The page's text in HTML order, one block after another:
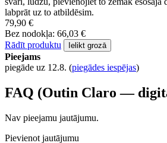
labprāt uz to atbildēsim.
79,90 €
Bez nodokļa: 66,03 €
Rādīt produktu
Ielikt grozā
Pieejams
piegāde uz 12.8. (piegādes iespējas)
FAQ (Outin Claro —
Nav pieejamu jautājumu.
Pievienot jautājumu